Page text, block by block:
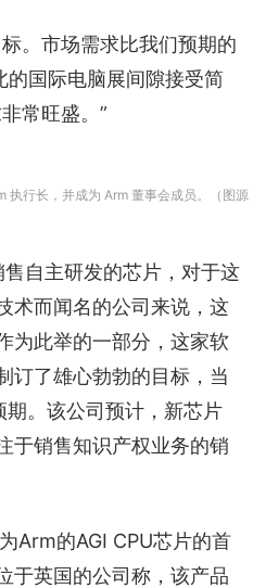
。市场需求比我们预期的
的国际电脑展间隙接受简
常旺盛。”
执行长，并成为 Arm 董事会成员。（图源
自主研发的芯片，对于这
术而闻名的公司来说，这
为此举的一部分，这家软
订了雄心勃勃的目标，当
。该公司预计，新芯片
于销售知识产权业务的销
Arm的AGI CPU芯片的首
于英国的公司称，该产品